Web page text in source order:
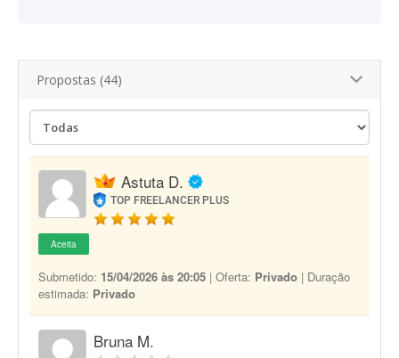
Propostas (44)
Astuta D.
TOP FREELANCER PLUS
Aceita
Submetido: 15/04/2026 às 20:05 | Oferta: Privado | Duração
estimada: Privado
Bruna M.